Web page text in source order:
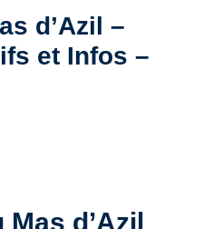
d’Azil –
et Infos –
d’Azil